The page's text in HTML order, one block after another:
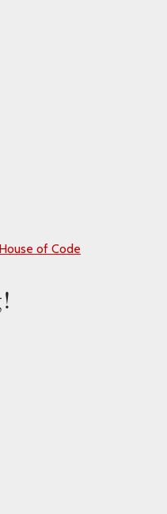
House of Code